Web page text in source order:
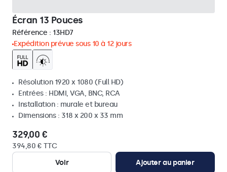
Écran 13 Pouces
Référence : 13HD7
Expédition prévue sous 10 à 12 jours
Résolution 1920 x 1080 (Full HD)
Entrées : HDMI, VGA, BNC, RCA
Installation : murale et bureau
Dimensions : 318 x 200 x 33 mm
329,00 €
394,80 € TTC
Voir
Ajouter au panier